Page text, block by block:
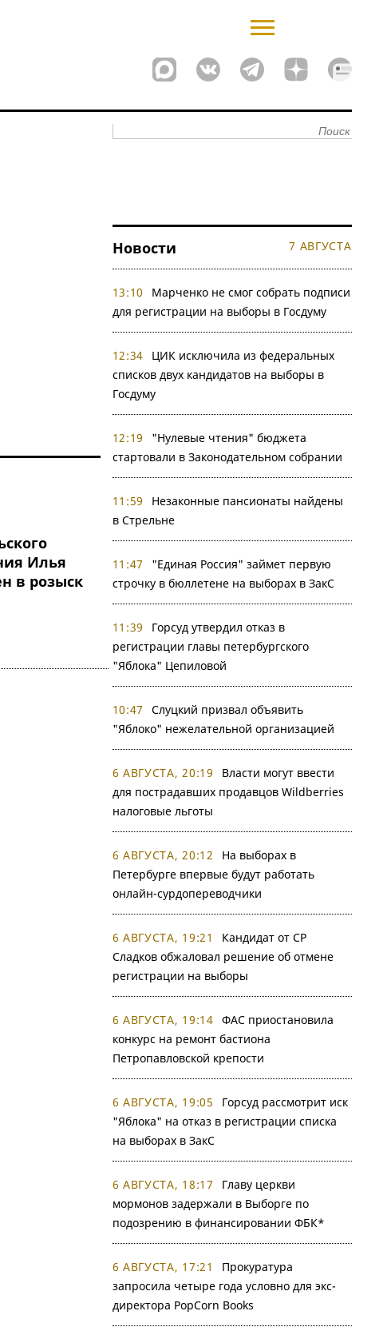
Илья
в розыск
Новости 7 АВГУСТА
13:10
Марченко не смог собрать подписи
для регистрации на выборы в Госдуму
12:34
ЦИК исключила из федеральных
списков двух кандидатов на выборы в
Госдуму
12:19
"Нулевые чтения" бюджета
стартовали в Законодательном собрании
11:59
Незаконные пансионаты найдены
в Стрельне
11:47
"Единая Россия" займет первую
строчку в бюллетене на выборах в ЗакС
11:39
Горсуд утвердил отказ в
регистрации главы петербургского
"Яблока" Цепиловой
10:47
Слуцкий призвал объявить
"Яблоко" нежелательной организацией
6 АВГУСТА, 20:19
Власти могут ввести
для пострадавших продавцов Wildberries
налоговые льготы
6 АВГУСТА, 20:12
На выборах в
Петербурге впервые будут работать
онлайн-сурдопереводчики
6 АВГУСТА, 19:21
Кандидат от СР
Сладков обжаловал решение об отмене
регистрации на выборы
6 АВГУСТА, 19:14 ФАС приостановила
конкурс на ремонт бастиона
Петропавловской крепости
6 АВГУСТА, 19:05
Горсуд рассмотрит иск
"Яблока" на отказ в регистрации списка
на выборах в ЗакС
6 АВГУСТА, 18:17
Главу церкви
мормонов задержали в Выборге по
подозрению в финансировании ФБК*
6 АВГУСТА, 17:21
Прокуратура
запросила четыре года условно для экс-
директора PopCorn Books